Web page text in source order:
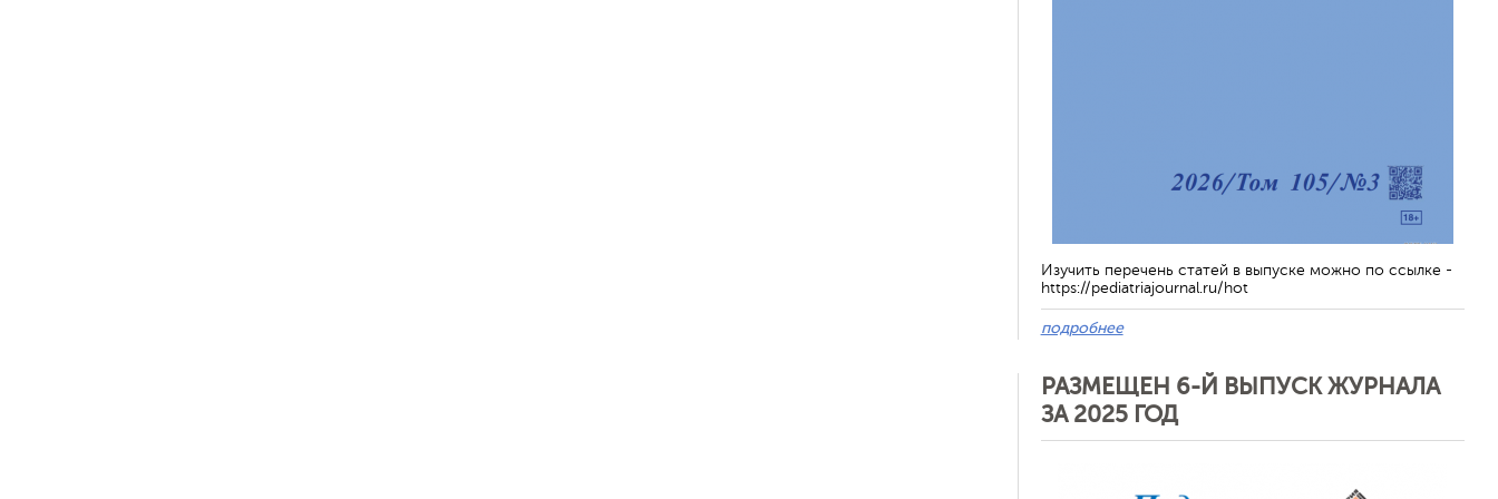
Изучить перечень статей в выпуске можно по ссылке -
https://pediatriajournal.ru/hot
подробнее
РАЗМЕЩЕН 6-Й ВЫПУСК ЖУРНАЛА
ЗА 2025 ГОД